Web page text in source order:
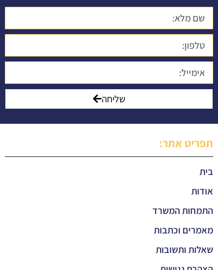
שליחה
תפריט אתר:
בית
אודות
התמחות המשרד
מאמרים וכתבות
שאלות ותשובות